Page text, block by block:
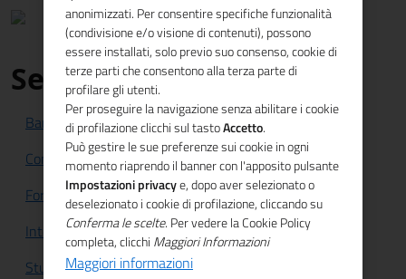
Servizi
Bandi e Finanziamenti
Competitività sistema imprenditoriale
Formazione e lavoro
Innovazione
Internazionalizzazione
Legalità
Studi e statistiche
anonimizzati. Per consentire specifiche funzionalità
(condivisione e/o visione di contenuti), possono
essere installati, solo previo suo consenso, cookie di
terze parti che consentono alla terza parte di
profilare gli utenti.
Per proseguire la navigazione senza abilitare i cookie
di profilazione clicchi sul tastoAccetto.
Può gestire le sue preferenze sui cookie in ogni
momento riaprendo il banner con l'apposito pulsante
Impostazioni privacye, dopo aver selezionato o
deselezionato i cookie di profilazione, cliccando su
Conferma le scelte. Per vedere la Cookie Policy
completa, clicchi Maggiori Informazioni
Maggiori informazioni